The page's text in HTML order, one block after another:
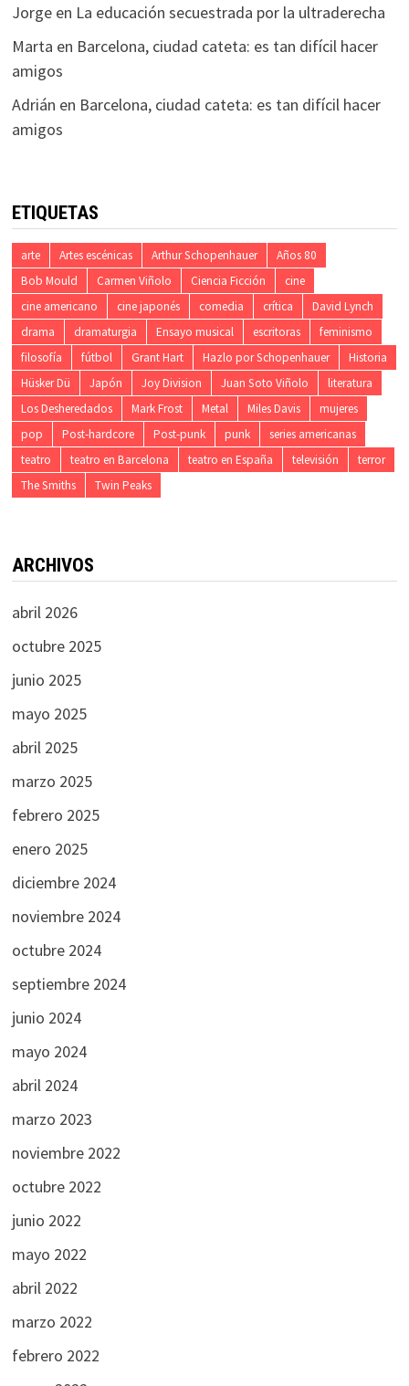
Jorgeen La educación secuestrada por la ultraderecha
Marta en Barcelona, ciudad cateta: es tan difícil hacer
amigos
Adrián en Barcelona, ciudad cateta: es tan difícil hacer
amigos
ETIQUETAS
arte Artes escénicas Arthur Schopenhauer
Años 80
Bob Mould
Carmen Viñolo Ciencia Ficción
cine
cine americano
cine japonés comedia crítica
David Lynch
drama
dramaturgia Ensayo musical escritoras
feminismo
filosofía
fútbol Grant Hart Hazlo por Schopenhauer
Historia
Hüsker Dü
Japón Joy Division Juan Soto Viñolo
literatura
Los Desheredados
Mark Frost Metal Miles Davis
mujeres
pop
Post-hardcore Post-punk punk
series americanas
teatro
teatro en Barcelona teatro en España televisión
terror
The Smiths
Twin Peaks
ARCHIVOS
abril 2026
octubre 2025
junio 2025
mayo 2025
abril 2025
marzo 2025
febrero 2025
enero 2025
diciembre 2024
noviembre 2024
octubre 2024
septiembre 2024
junio 2024
mayo 2024
abril 2024
marzo 2023
noviembre 2022
octubre 2022
junio 2022
mayo 2022
abril 2022
marzo 2022
febrero 2022